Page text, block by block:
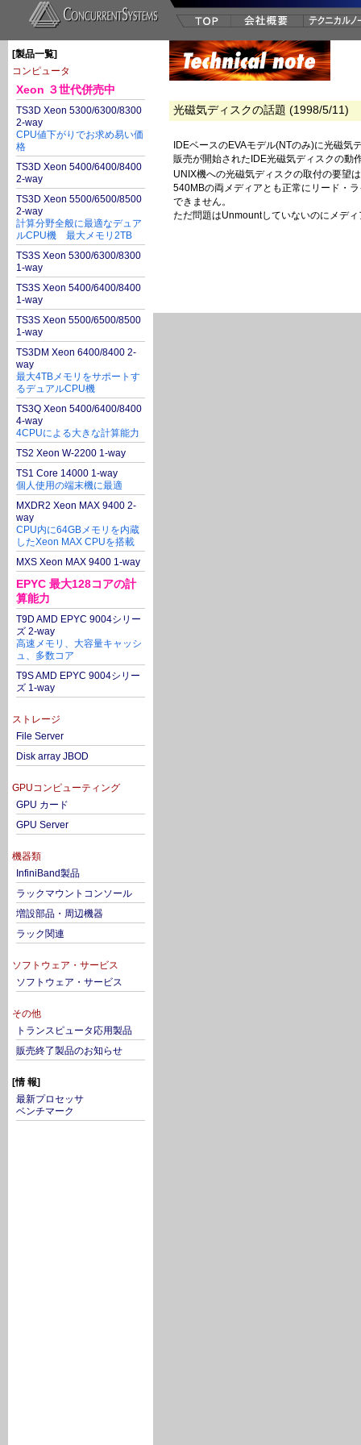
[製品一覧]
コンピュータ
Xeon ３世代併売中
TS3D Xeon 5300/6300/8300
2-way
CPU値下がりでお求め易い価
格
TS3D Xeon 5400/6400/8400
2-way
TS3D Xeon 5500/6500/8500
2-way
計算分野全般に最適なデュア
ルCPU機 最大メモリ2TB
TS3S Xeon 5300/6300/8300
1-way
TS3S Xeon 5400/6400/8400
1-way
TS3S Xeon 5500/6500/8500
1-way
TS3DM Xeon 6400/8400 2-
way
最大4TBメモリをサポートす
るデュアルCPU機
TS3Q Xeon 5400/6400/8400
4-way
4CPUによる大きな計算能力
TS2 Xeon W-2200 1-way
TS1 Core 14000 1-way
個人使用の端末機に最適
MXDR2 Xeon MAX 9400 2-
way
CPU内に64GBメモリを内蔵
したXeon MAX CPUを搭載
MXS Xeon MAX 9400 1-way
EPYC 最大128コアの計
算能力
T9D AMD EPYC 9004シリー
ズ 2-way
高速メモリ、大容量キャッシ
ュ、多数コア
T9S AMD EPYC 9004シリー
ズ 1-way
ストレージ
File Server
Disk array JBOD
GPUコンピューティング
GPU カード
GPU Server
機器類
InfiniBand製品
ラックマウントコンソール
増設部品・周辺機器
ラック関連
ソフトウェア・サービス
ソフトウェア・サービス
その他
トランスピュータ応用製品
販売終了製品のお知らせ
[情 報]
最新プロセッサ
ベンチマーク
光磁気ディスクの話題 (1998/5/11)
IDEベースのEVAモデル(NTのみ)に光磁気
販売が開始されたIDE光磁気ディスクの動
UNIX機への光磁気ディスクの取付の要望
540MBの両メディアとも正常にリード・
できません。
ただ問題はUnmountしていないのにメデ